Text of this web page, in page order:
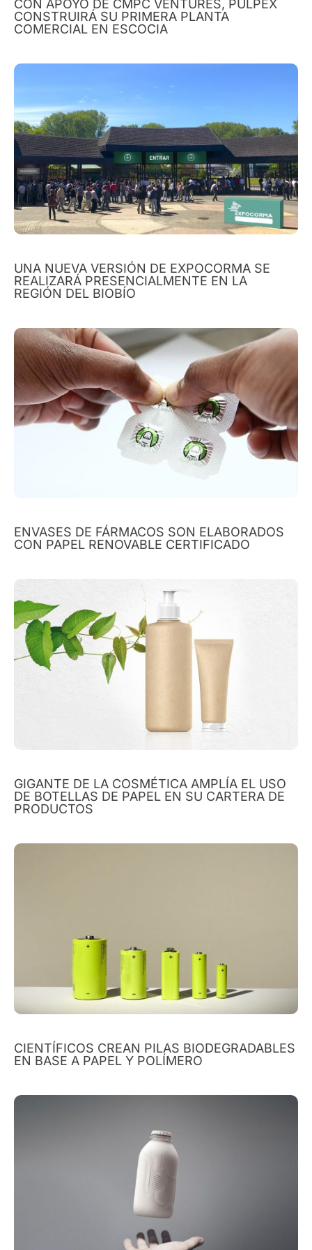
CON APOYO DE CMPC VENTURES, PULPEX
CONSTRUIRÁ SU PRIMERA PLANTA
COMERCIAL EN ESCOCIA
UNA NUEVA VERSIÓN DE EXPOCORMA SE
REALIZARÁ PRESENCIALMENTE EN LA
REGIÓN DEL BIOBÍO
ENVASES DE FÁRMACOS SON ELABORADOS
CON PAPEL RENOVABLE CERTIFICADO
GIGANTE DE LA COSMÉTICA AMPLÍA EL USO
DE BOTELLAS DE PAPEL EN SU CARTERA DE
PRODUCTOS
CIENTÍFICOS CREAN PILAS BIODEGRADABLES
EN BASE A PAPEL Y POLÍMERO